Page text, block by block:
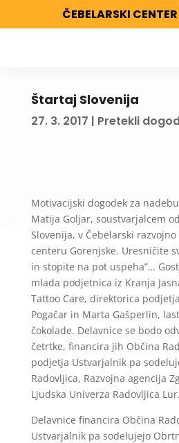
ČEBELARSKI
Štartaj Slovenija
27. 3. 2017 | Pretekli
Motivacijski dogodek za
Matija Goljar, soustvarjalcem
Slovenija, v Čebelarski
centeru Gorenjske. Uresničite
in stopite na pot uspeha”…
mlada podjetnica iz Kranja
Tattoo Care, direktorica
Pogačar in Marta Gašperlin,
čokolade. Delavnice se bodo
četrtke, financira jih Občina
podjetja Ustvarjalnik pa
Radovljica, Razvojna agencija
Ljudska Univerza Radovljica Lur.
Delavnice financira Občina
Ustvarjalnik pa sodelujejo